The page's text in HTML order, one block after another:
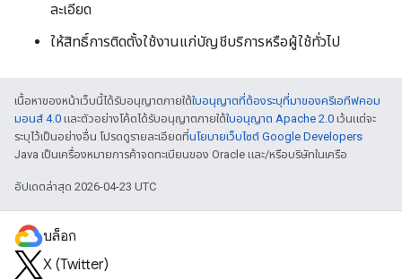
ละเอียด
ให้สิทธิ์การติดตั้งใช้งานแก่บัญชีบริการหรือผู้ใช้ทั่วไป
เนื้อหาของหน้าเว็บนี้ได้รับอนุญาตภายใต้ใบอนุญาตที่ต้องระบุที่มาของครีเอทีฟคอม
มอนส์ 4.0 และตัวอย่างโค้ดได้รับอนุญาตภายใต้ใบอนุญาต Apache 2.0 เว้นแต่จะ
ระบุไว้เป็นอย่างอื่น โปรดดูรายละเอียดที่นโยบายเว็บไซต์ Google Developers
Java เป็นเครื่องหมายการค้าจดทะเบียนของ Oracle และ/หรือบริษัทในเครือ
อัปเดตล่าสุด 2026-04-23 UTC
บล็อก
X (Twitter)